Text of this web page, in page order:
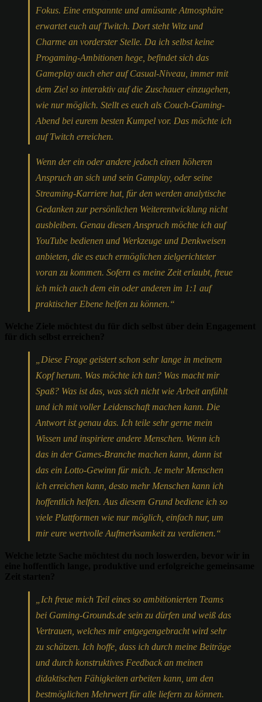
Fokus. Eine entspannte und amüsante Atmosphäre
erwartet euch auf Twitch. Dort steht Witz und
Charme an vorderster Stelle. Da ich selbst keine
Progaming-Ambitionen hege, befindet sich das
Gameplay auch eher auf Casual-Niveau, immer mit
dem Ziel so interaktiv auf die Zuschauer einzugehen,
wie nur möglich. Stellt es euch als Couch-Gaming-
Abend bei eurem besten Kumpel vor. Das möchte ich
auf Twitch erreichen.
Wenn der ein oder andere jedoch einen höheren
Anspruch an sich und sein Gamplay, oder seine
Streaming-Karriere hat, für den werden analytische
Gedanken zur persönlichen Weiterentwicklung nicht
ausbleiben. Genau diesen Anspruch möchte ich auf
YouTube bedienen und Werkzeuge und Denkweisen
anbieten, die es euch ermöglichen zielgerichteter
voran zu kommen. Sofern es meine Zeit erlaubt, freue
ich mich auch dem ein oder anderen im 1:1 auf
praktischer Ebene helfen zu können.“
„Diese Frage geistert schon sehr lange in meinem
Kopf herum. Was möchte ich tun? Was macht mir
Spaß? Was ist das, was sich nicht wie Arbeit anfühlt
und ich mit voller Leidenschaft machen kann. Die
Antwort ist genau das. Ich teile sehr gerne mein
Wissen und inspiriere andere Menschen. Wenn ich
das in der Games-Branche machen kann, dann ist
das ein Lotto-Gewinn für mich. Je mehr Menschen
ich erreichen kann, desto mehr Menschen kann ich
hoffentlich helfen. Aus diesem Grund bediene ich so
viele Plattformen wie nur möglich, einfach nur, um
mir eure wertvolle Aufmerksamkeit zu verdienen.“
„Ich freue mich Teil eines so ambitionierten Teams
bei Gaming-Grounds.de sein zu dürfen und weiß das
Vertrauen, welches mir entgegengebracht wird sehr
zu schätzen. Ich hoffe, dass ich durch meine Beiträge
und durch konstruktives Feedback an meinen
didaktischen Fähigkeiten arbeiten kann, um den
bestmöglichen Mehrwert für alle liefern zu können.